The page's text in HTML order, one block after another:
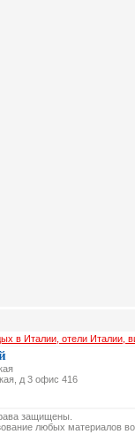
в Италии, отели Италии,
д 3 офис 416
защищены.
любых материалов